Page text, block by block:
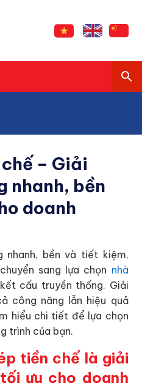
– Giải
nhanh, bền
doanh
nhanh, bền và tiết kiệm,
sang lựa chọn nhà
cấu truyền thống. Giải
công năng lẫn hiệu quả
hiểu chi tiết để lựa chọn
trình của bạn.
tiền chế là giải
ưu cho doanh